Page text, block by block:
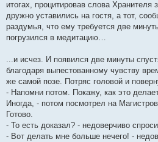
итогах, процитировав слова Хранителя
дружно уставились на гостя, а тот,
раздумья, что ему требуется две
погрузился в медитацию…
...и исчез. И появился две минуты
благодаря выпестованному чувству
же самой позе. Потряс головой и
- Напомни потом. Покажу, как это
Иногда, - потом посмотрел на
Готово.
- То есть доказал? - недоверчиво
- Вот делать мне больше нечего! -